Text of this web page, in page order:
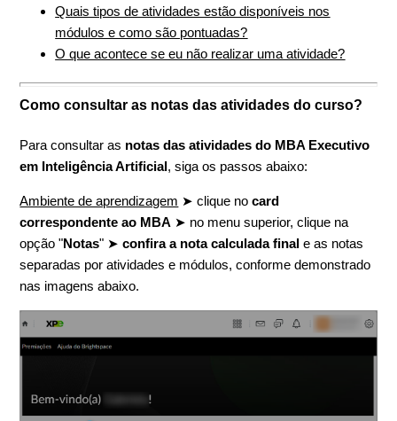
Quais tipos de atividades estão disponíveis nos
módulos e como são pontuadas?
O que acontece se eu não realizar uma atividade?
Como consultar as notas das atividades do curso?
Para consultar as notas das atividades do MBA Executivo
em Inteligência Artificial, siga os passos abaixo:
Ambiente de aprendizagem ➤ clique nocard
correspondente ao MBA ➤ no menu superior, clique na
opção "Notas" ➤confira a nota calculada final e as notas
separadas por atividades e módulos, conforme demonstrado
nas imagens abaixo.